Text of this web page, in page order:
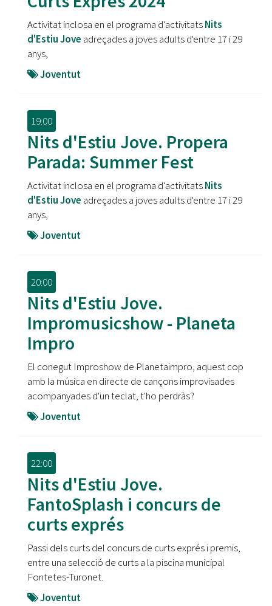
Activitat inclosa en el programa d'activitatsNits
d'Estiu Jove adreçades a joves adults d'entre 17 i 29
anys,
Joventut
19:00
Nits d'Estiu Jove. Propera
Parada: Summer Fest
Activitat inclosa en el programa d'activitatsNits
d'Estiu Jove adreçades a joves adults d'entre 17 i 29
anys,
Joventut
20:00
Nits d'Estiu Jove.
Impromusicshow - Planeta
Impro
El conegut Improshow de Planetaimpro, aquest cop
amb la música en directe de cançons improvisades
acompanyades d'un teclat, t'ho perdràs?
Joventut
22:00
Nits d'Estiu Jove.
FantoSplash i concurs de
curts exprés
Passi dels curts del concurs de curts exprés i premis,
entre una selecció de curts a la piscina municipal
Fontetes-Turonet.
Joventut